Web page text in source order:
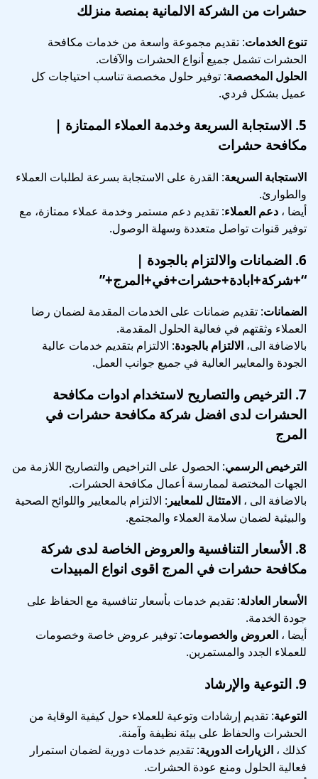
حشرات من الشركة الالمانية بمنصة منزلك
تنوع الخدمات: تقديم مجموعة واسعة من خدمات مكافحة
الحشرات تشمل جميع أنواع الحشرات والآفات.
الحلول المخصصة: توفير حلول مخصصة تناسب احتياجات كل
عميل بشكل فردي.
5. الاستجابة السريعة وخدمة العملاء الممتازة |
مكافحة حشرات
الاستجابة السريعة: القدرة على الاستجابة بسرعة لطلبات العملاء
والطوارئ.
أيضا ، دعم العملاء: تقديم دعم مستمر وخدمة عملاء ممتازة، مع
توفير قنوات تواصل متعددة وسهلة الوصول.
6. الضمانات والالتزام بالجودة |
“+شركة+ابادة+حشرات+في+المرج+”
الضمانات: تقديم ضمانات على الخدمات المقدمة لضمان رضا
العملاء وثقتهم في فعالية الحلول المقدمة.
بالاضافة الى، الالتزام بالجودة: الالتزام بتقديم خدمات عالية
الجودة والمعايير العالية في جميع جوانب العمل.
7. الترخيص والتصاريح لاستخدام ادوات مكافحة
الحشرات لدى افضل شركة مكافحة حشرات في
المرج
الترخيص الرسمي: الحصول على التراخيص والتصاريح اللازمة من
الجهات المختصة لممارسة أعمال مكافحة الحشرات.
بالاضافة الى ، الامتثال للمعايير : الالتزام بالمعايير واللوائح الصحية
والبيئية لضمان سلامة العملاء والمجتمع.
8. الأسعار التنافسية والعروض الخاصة لدى شركة
مكافحة حشرات في المرج اقوى انواع المبيدات
الأسعار العادلة: تقديم خدمات بأسعار تنافسية مع الحفاظ على
جودة الخدمة.
أيضا ، العروض والخصومات: توفير عروض خاصة وخصومات
للعملاء الجدد والمستمرين.
9. التوعية والإرشاد
التوعية: تقديم إرشادات وتوعية للعملاء حول كيفية الوقاية من
الحشرات والحفاظ على بيئة نظيفة وآمنة.
كذلك ، الزيارات الدورية: تقديم خدمات دورية لضمان استمرار
فعالية الحلول ومنع عودة الحشرات.